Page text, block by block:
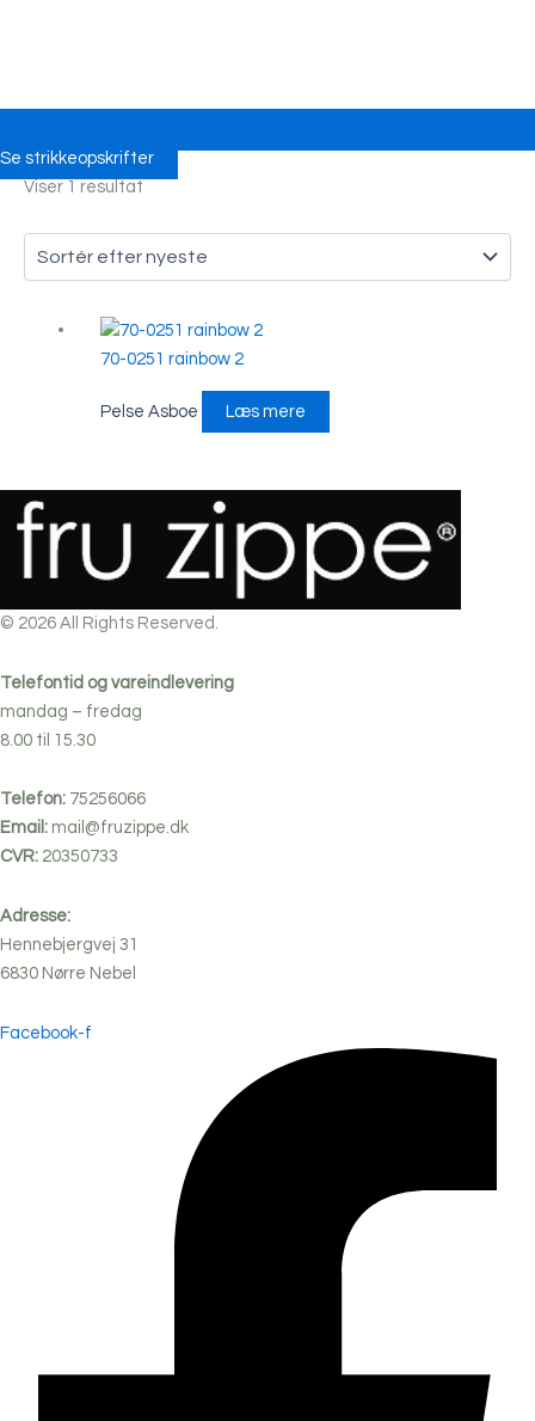
Se strikkeopskrifter
Viser 1 resultat
70-0251 rainbow 2
Pelse Asboe Læs mere
© 2026 All Rights Reserved.
Telefontid og vareindlevering
mandag – fredag
8.00 til 15.30
Telefon: 75256066
Email: mail@fruzippe.dk
CVR: 20350733
Adresse:
Hennebjergvej 31
6830 Nørre Nebel
Facebook-f